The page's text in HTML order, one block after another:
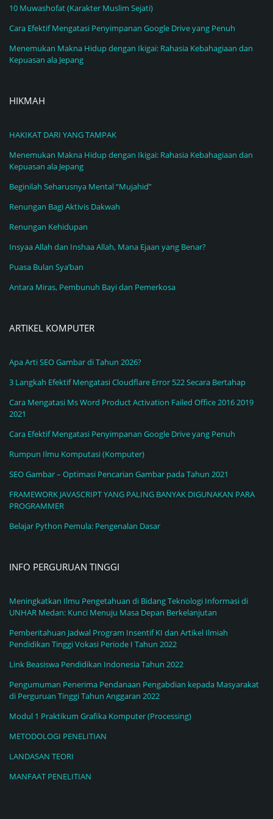
10 Muwashofat (Karakter Muslim Sejati)
Cara Efektif Mengatasi Penyimpanan Google Drive yang Penuh
Menemukan Makna Hidup dengan Ikigai: Rahasia Kebahagiaan dan
Kepuasan ala Jepang
HIKMAH
HAKIKAT DARI YANG TAMPAK
Menemukan Makna Hidup dengan Ikigai: Rahasia Kebahagiaan dan
Kepuasan ala Jepang
Beginilah Seharusnya Mental “Mujahid”
Renungan Bagi Aktivis Dakwah
Renungan Kehidupan
Insyaa Allah dan Inshaa Allah, Mana Ejaan yang Benar?
Puasa Bulan Sya’ban
Antara Miras, Pembunuh Bayi dan Pemerkosa
ARTIKEL KOMPUTER
Apa Arti SEO Gambar di Tahun 2026?
3 Langkah Efektif Mengatasi Cloudflare Error 522 Secara Bertahap
Cara Mengatasi Ms Word Product Activation Failed Office 2016 2019
2021
Cara Efektif Mengatasi Penyimpanan Google Drive yang Penuh
Rumpun Ilmu Komputasi (Komputer)
SEO Gambar – Optimasi Pencarian Gambar pada Tahun 2021
FRAMEWORK JAVASCRIPT YANG PALING BANYAK DIGUNAKAN PARA
PROGRAMMER
Belajar Python Pemula: Pengenalan Dasar
INFO PERGURUAN TINGGI
Meningkatkan Ilmu Pengetahuan di Bidang Teknologi Informasi di
UNHAR Medan: Kunci Menuju Masa Depan Berkelanjutan
Pemberitahuan Jadwal Program Insentif KI dan Artikel Ilmiah
Pendidikan Tinggi Vokasi Periode I Tahun 2022
Link Beasiswa Pendidikan Indonesia Tahun 2022
Pengumuman Penerima Pendanaan Pengabdian kepada Masyarakat
di Perguruan Tinggi Tahun Anggaran 2022
Modul 1 Praktikum Grafika Komputer (Processing)
METODOLOGI PENELITIAN
LANDASAN TEORI
MANFAAT PENELITIAN